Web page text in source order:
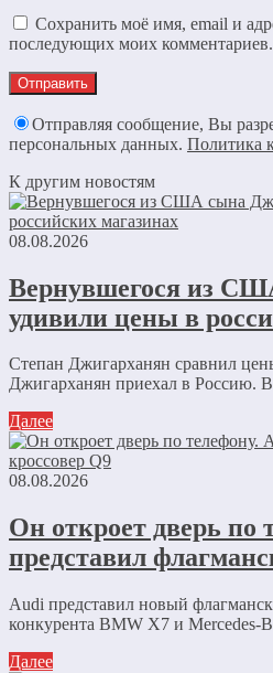
Сохранить моё имя, email и
последующих моих комментариев.
Отправляя сообщение, Вы
персональных данных. Политика
К другим новостям
08.08.2026
Вернувшегося из
удивили цены в
Степан Джигарханян сравнил
Джигарханян приехал в Россию.
Далее
08.08.2026
Он откроет дверь по
представил
Audi представил новый
конкурента BMW X7 и Mercedes-
Далее